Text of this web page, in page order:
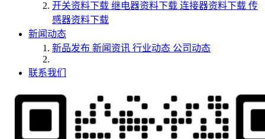
开关资料下载 继电器资料下载 连接器资料下载 传
感器资料下载
新闻动态
新品发布 新闻资讯 行业动态 公司动态
联系我们